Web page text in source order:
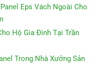
Eps Vách Ngoài Cho
Hộ Gia Đình Tại Trần
Trong Nhà Xưởng Sản